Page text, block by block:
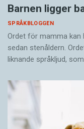
Barnen ligger
SPRÅKBLOGGEN
Ordet för mamma kan
sedan stenåldern.
liknande språkljud,